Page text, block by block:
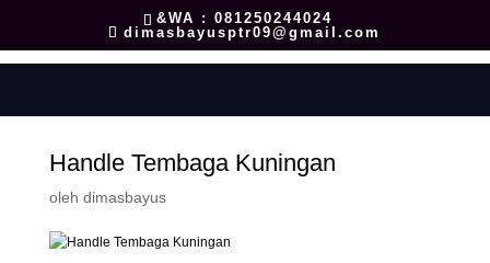
&WA : 081250244024
dimasbayusptr09@gmail.com
Handle Tembaga Kuningan
oleh dimasbayus